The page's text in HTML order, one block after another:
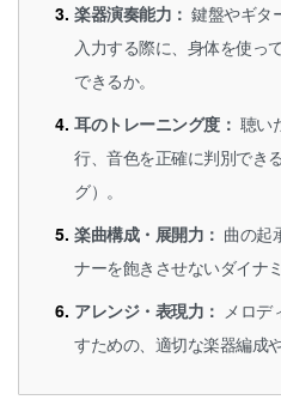
楽器演奏能力： 鍵盤やギタ
入力する際に、身体を使っ
できるか。
耳のトレーニング度： 聴い
行、音色を正確に判別でき
グ）。
楽曲構成・展開力： 曲の起
ナーを飽きさせないダイナ
アレンジ・表現力： メロデ
すための、適切な楽器編成